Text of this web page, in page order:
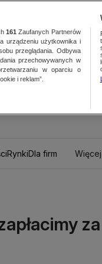
RynkiDla firm Więcej
161 Zaufanych Partnerów
urządzeniu użytkownika i
przeglądania. Odbywa
przechowywanych w
w oparciu o
i reklam”.